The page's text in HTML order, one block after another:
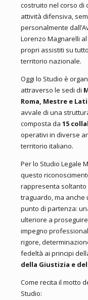
costruito nel corso di
attività difensiva,
personalmente
Lorenzo Magnarelli
propri assistiti su
territorio nazionale.
Oggi lo Studio è
attraverso le sedi di
Roma, Mestre e
avvale di una
composta da 15
operativi in diverse
territorio italiano.
Per lo Studio Legale
questo
rappresenta soltanto
traguardo, ma anche
punto di partenza:
ulteriore a
impegno
rigore,
fedeltà ai principi
della Giustizia e
Come recita il motto
Studio: